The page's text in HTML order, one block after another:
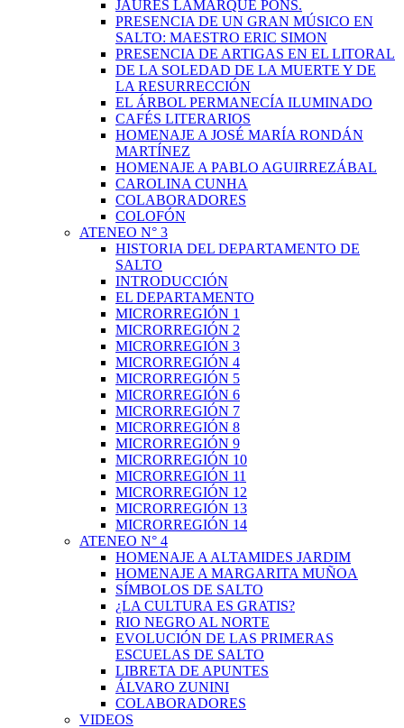
JAURÉS LAMARQUE PONS.
PRESENCIA DE UN GRAN MÚSICO EN
SALTO: MAESTRO ERIC SIMON
PRESENCIA DE ARTIGAS EN EL LITORAL
DE LA SOLEDAD DE LA MUERTE Y DE
LA RESURRECCIÓN
EL ÁRBOL PERMANECÍA ILUMINADO
CAFÉS LITERARIOS
HOMENAJE A JOSÉ MARÍA RONDÁN
MARTÍNEZ
HOMENAJE A PABLO AGUIRREZÁBAL
CAROLINA CUNHA
COLABORADORES
COLOFÓN
ATENEO N° 3
HISTORIA DEL DEPARTAMENTO DE
SALTO
INTRODUCCIÓN
EL DEPARTAMENTO
MICRORREGIÓN 1
MICRORREGIÓN 2
MICRORREGIÓN 3
MICRORREGIÓN 4
MICRORREGIÓN 5
MICRORREGIÓN 6
MICRORREGIÓN 7
MICRORREGIÓN 8
MICRORREGIÓN 9
MICRORREGIÓN 10
MICRORREGIÓN 11
MICRORREGIÓN 12
MICRORREGIÓN 13
MICRORREGIÓN 14
ATENEO N° 4
HOMENAJE A ALTAMIDES JARDIM
HOMENAJE A MARGARITA MUÑOA
SÍMBOLOS DE SALTO
¿LA CULTURA ES GRATIS?
RIO NEGRO AL NORTE
EVOLUCIÓN DE LAS PRIMERAS
ESCUELAS DE SALTO
LIBRETA DE APUNTES
ÁLVARO ZUNINI
COLABORADORES
VIDEOS